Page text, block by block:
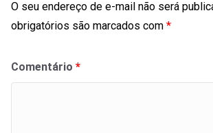
O seu endereço de e-mail não será
obrigatórios são marcados com *
Comentário *